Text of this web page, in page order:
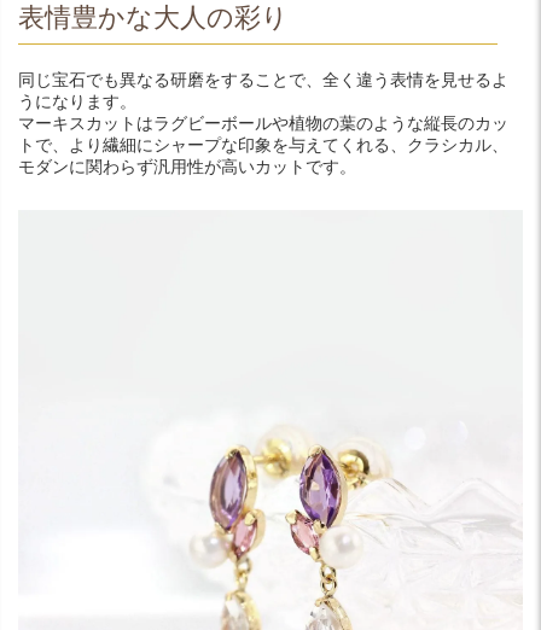
表情豊かな大人の彩り
同じ宝石でも異なる研磨をすることで、全く違う表情を見せるよ
うになります。
マーキスカットはラグビーボールや植物の葉のような縦長のカッ
トで、より繊細にシャープな印象を与えてくれる、クラシカル、
モダンに関わらず汎用性が高いカットです。